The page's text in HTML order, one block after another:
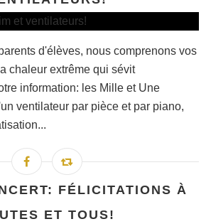
d'élèves, nous comprenons vos
chaleur extrême qui sévit
information: les Mille et Une
ventilateur par pièce et par piano,
FÉLICITATIONS À
ET TOUS!